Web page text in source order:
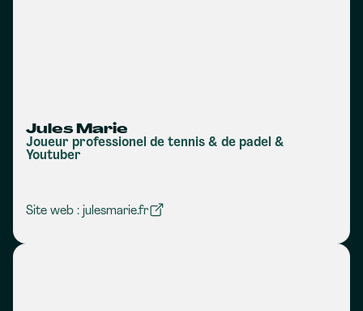
Jules Marie
Joueur professionel de tennis & de padel &
Youtuber
Site web : julesmarie.fr